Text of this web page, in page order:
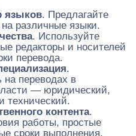
языков. Предлагайте
различные языки.
. Используйте
редакторы и носителей
перевода.
.
на переводах в
— юридический,
технический.
контента.
работы, простые
сроки выполнения.